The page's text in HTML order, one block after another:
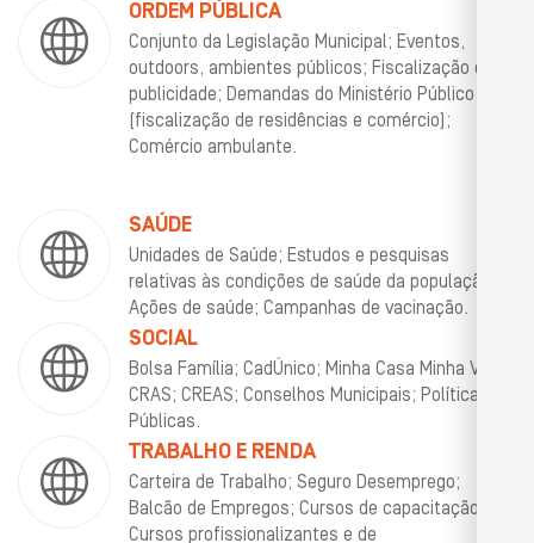
ORDEM PÚBLICA
Conjunto da Legislação Municipal; Eventos,
outdoors, ambientes públicos; Fiscalização de
publicidade; Demandas do Ministério Público
(fiscalização de residências e comércio);
Comércio ambulante.
SAÚDE
Unidades de Saúde; Estudos e pesquisas
relativas às condições de saúde da população;
Ações de saúde; Campanhas de vacinação.
SOCIAL
Bolsa Família; CadÚnico; Minha Casa Minha Vida;
CRAS; CREAS; Conselhos Municipais; Políticas
Públicas.
TRABALHO E RENDA
Carteira de Trabalho; Seguro Desemprego;
Balcão de Empregos; Cursos de capacitação;
Cursos profissionalizantes e de